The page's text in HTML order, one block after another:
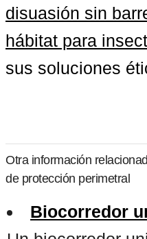
disuasión sin
hábitat para
sus soluciones
Otra información
de protección perimetral
Biocorredor